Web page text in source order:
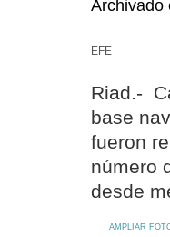
Archivado
EFE
Riad.-
base
fueron
número
desde
AMPLIAR